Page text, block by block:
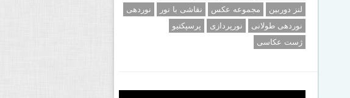
لنز دوربین
مجموعه عکس نقاشی با نور
نوردهی
نوردهی طولانی
نورپردازی
پرسپکتیو
ژست عکاسی